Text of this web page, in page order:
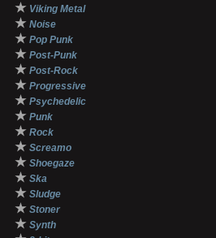
★ Viking Metal
★ Noise
★ Pop Punk
★ Post-Punk
★ Post-Rock
★ Progressive
★ Psychedelic
★ Punk
★ Rock
★ Screamo
★ Shoegaze
★ Ska
★ Sludge
★ Stoner
★ Synth